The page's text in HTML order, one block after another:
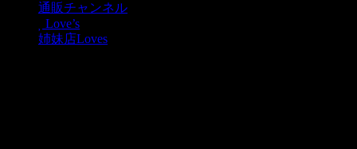
通販チャンネル
Love’s
姉妹店Loves